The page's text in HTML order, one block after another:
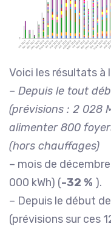
Voici les résultats à
– Depuis le tout
(prévisions : 2 028
alimenter 800
(hors chauffages)
– mois de décembre
000 kWh) (-32 % ).
– Depuis le début de
(prévisions sur ces